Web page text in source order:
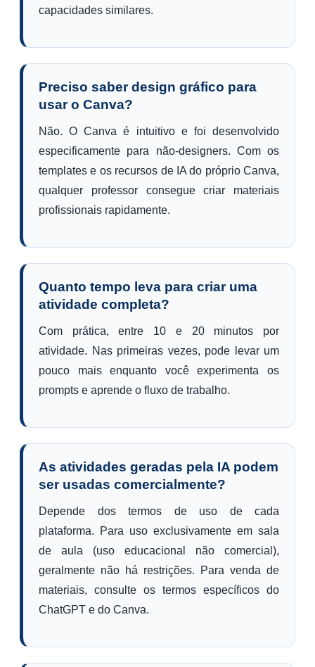
capacidades similares.
Preciso saber design gráfico para
usar o Canva?
Não. O Canva é intuitivo e foi desenvolvido
especificamente para não-designers. Com os
templates e os recursos de IA do próprio Canva,
qualquer professor consegue criar materiais
profissionais rapidamente.
Quanto tempo leva para criar uma
atividade completa?
Com prática, entre 10 e 20 minutos por
atividade. Nas primeiras vezes, pode levar um
pouco mais enquanto você experimenta os
prompts e aprende o fluxo de trabalho.
As atividades geradas pela IA podem
ser usadas comercialmente?
Depende dos termos de uso de cada
plataforma. Para uso exclusivamente em sala
de aula (uso educacional não comercial),
geralmente não há restrições. Para venda de
materiais, consulte os termos específicos do
ChatGPT e do Canva.